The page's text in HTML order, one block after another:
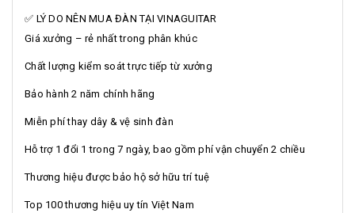
✅ LÝ DO NÊN MUA ĐÀN TẠI VINAGUITAR
Giá xưởng – rẻ nhất trong phân khúc
Chất lượng kiểm soát trực tiếp từ xưởng
Bảo hành 2 năm chính hãng
Miễn phí thay dây & vệ sinh đàn
Hỗ trợ 1 đổi 1 trong 7 ngày, bao gồm phí vận chuyển 2 chiều
Thương hiệu được bảo hộ sở hữu trí tuệ
Top 100 thương hiệu uy tín Việt Nam